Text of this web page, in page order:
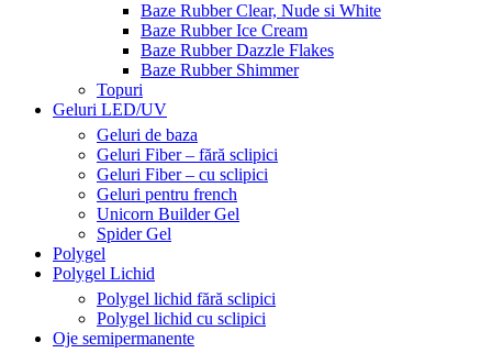
Baze Rubber Clear, Nude si White
Baze Rubber Ice Cream
Baze Rubber Dazzle Flakes
Baze Rubber Shimmer
Topuri
Geluri LED/UV
Geluri de baza
Geluri Fiber – fără sclipici
Geluri Fiber – cu sclipici
Geluri pentru french
Unicorn Builder Gel
Spider Gel
Polygel
Polygel Lichid
Polygel lichid fără sclipici
Polygel lichid cu sclipici
Oje semipermanente